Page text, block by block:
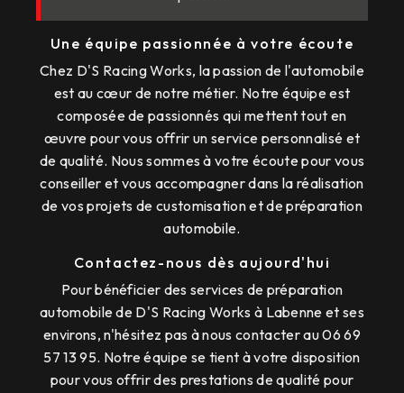
Une équipe passionnée à votre écoute
Chez D'S Racing Works, la passion de l'automobile
est au cœur de notre métier. Notre équipe est
composée de passionnés qui mettent tout en
œuvre pour vous offrir un service personnalisé et
de qualité. Nous sommes à votre écoute pour vous
conseiller et vous accompagner dans la réalisation
de vos projets de customisation et de préparation
automobile.
Contactez-nous dès aujourd'hui
Pour bénéficier des services de préparation
automobile de D'S Racing Works à Labenne et ses
environs, n'hésitez pas à nous contacter au 06 69
57 13 95. Notre équipe se tient à votre disposition
pour vous offrir des prestations de qualité pour